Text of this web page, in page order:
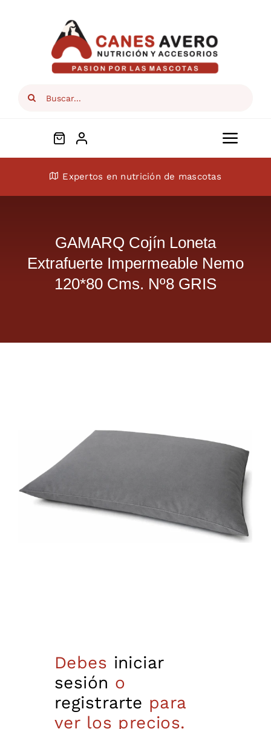
Search
Conócenos
Super Ofertas
Expertos en nutrición de mascotas
GAMARQ Cojín Loneta
Extrafuerte Impermeable Nemo
120*80 Cms. Nº8 GRIS
Debes iniciar
sesión o
registrarte para
ver los precios.